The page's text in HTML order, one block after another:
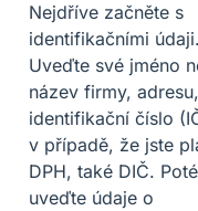
Nejdříve začněte s
identifikačními údaji.
Uveďte své jméno
název firmy, adresu,
identifikační číslo
v případě, že jste
DPH, také DIČ. Poté
uveďte údaje o